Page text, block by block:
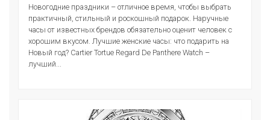
Новогодние праздники – отличное время, чтобы выбрать
практичный, стильный и роскошный подарок. Наручные
часы от известных брендов обязательно оценит человек с
хорошим вкусом. Лучшие женские часы: что подарить на
Новый год? Cartier Tortue Regard De Panthere Watch –
лучший...